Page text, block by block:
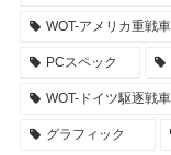
WOT-アメリカ重戦車
PCスペック
WOT-ドイツ駆逐戦車
グラフィック